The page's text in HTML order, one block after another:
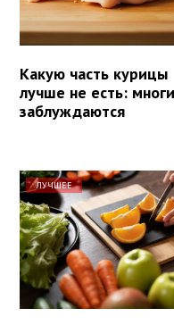
Какую часть курицы
лучше не есть:
заблуждаются
ЛУЧШЕЕ